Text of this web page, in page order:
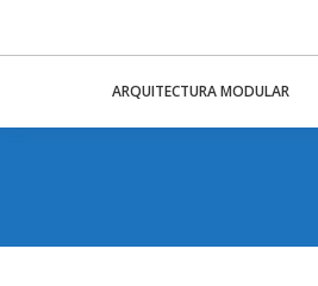
ARQUITECTURA MODULAR